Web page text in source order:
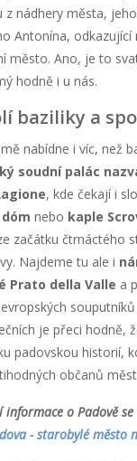
z nádhery města,
Antonína, odkazující
město. Ano, je to
hodně i u nás.
baziliky a
nabídne i víc, než
soudní palác
, kde čekají i
nebo kaple
začátku čtrnáctého
Najdeme tu ale i
Prato della Valle a
je přeci hodně,
padovskou historií,
občanů
informace o Padově
- starobylé město